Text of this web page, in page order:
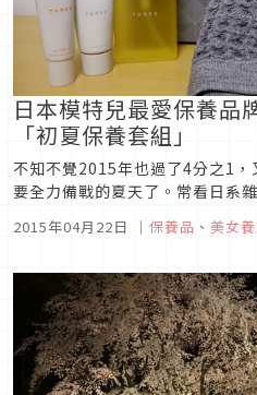
日本模特兒最愛保養品
「初夏保養套組」
不知不覺2015年也過了4分之1，
要全力備戰的夏天了。常看日系
推其產品的THREE，最有名的就
夏時必備的產品...
2015年04月22日 ｜ 保養品 、 美女